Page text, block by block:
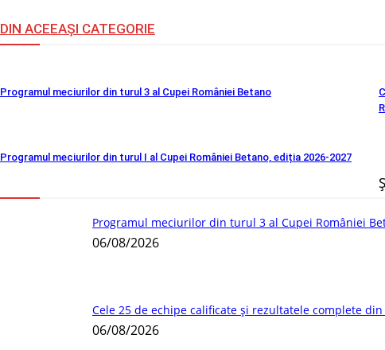
DIN ACEEAȘI CATEGORIE
Programul meciurilor din turul 3 al Cupei României Betano
Programul meciurilor din turul I al Cupei României Betano, ediția 2026-2027
Programul meciurilor din turul 3 al Cupei României
06/08/2026
Cele 25 de echipe calificate și rezultatele complete
06/08/2026